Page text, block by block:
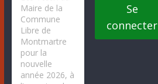
Maire de la
Commune
Libre de
Montmartre
pour la
nouvelle
année 2026, à
Se
connecter